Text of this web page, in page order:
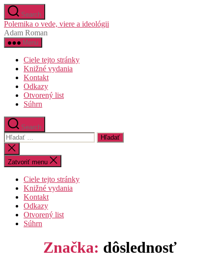
Preskočiť
na
obsah
Search
Polemika o vede, viere a ideológii
Adam Roman
Menu
Ciele tejto stránky
Knižné vydania
Kontakt
Odkazy
Otvorený list
Súhrn
Search
Vyhľadať:
Zatvoriť
vyhľadávanie
Zatvoriť menu
Ciele tejto stránky
Knižné vydania
Kontakt
Odkazy
Otvorený list
Súhrn
Značka: dôslednosť